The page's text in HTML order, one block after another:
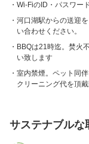
Wi-FiのID・パスワー
河口湖駅からの送迎
い合わせください。
BBQは21時迄。焚火
い致します
室内禁煙。ペット同
クリーニング代を頂
サステナブルな